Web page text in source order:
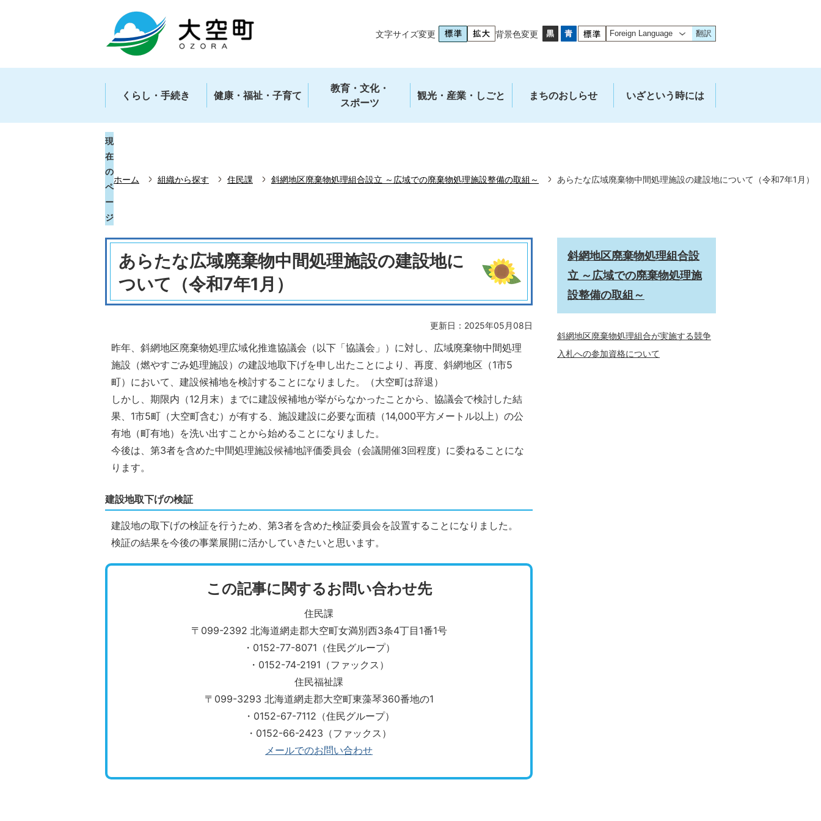
文字サイズ変更 背景色変更 翻訳
くらし・手続き 健康・福祉・子育て
教育・文化・
スポーツ
観光・産業・しごと まちのおしらせ いざという時には
現
在
の
ペ
ー
ジ
ホーム 組織から探す 住民課 斜網地区廃棄物処理組合設立 ～広域での廃棄物処理施設整備の取組～ あらたな広域廃棄物中間処理施設の建設地について（令和7年1月）
あらたな広域廃棄物中間処理施設の建設地に
ついて（令和7年1月）
更新日：2025年05月08日
昨年、斜網地区廃棄物処理広域化推進協議会（以下「協議会」）に対し、広域廃棄物中間処理
施設（燃やすごみ処理施設）の建設地取下げを申し出たことにより、再度、斜網地区（1市5
町）において、建設候補地を検討することになりました。（大空町は辞退）
しかし、期限内（12月末）までに建設候補地が挙がらなかったことから、協議会で検討した結
果、1市5町（大空町含む）が有する、施設建設に必要な面積（14,000平方メートル以上）の公
有地（町有地）を洗い出すことから始めることになりました。
今後は、第3者を含めた中間処理施設候補地評価委員会（会議開催3回程度）に委ねることにな
ります。
建設地取下げの検証
建設地の取下げの検証を行うため、第3者を含めた検証委員会を設置することになりました。
検証の結果を今後の事業展開に活かしていきたいと思います。
この記事に関するお問い合わせ先
住民課
〒099-2392 北海道網走郡大空町女満別西3条4丁目1番1号
・0152-77-8071（住民グループ）
・0152-74-2191（ファックス）
住民福祉課
〒099-3293 北海道網走郡大空町東藻琴360番地の1
・0152-67-7112（住民グループ）
・0152-66-2423（ファックス）
メールでのお問い合わせ
斜網地区廃棄物処理組合設
立 ～広域での廃棄物処理施
設整備の取組～
斜網地区廃棄物処理組合が実施する競争
入札への参加資格について